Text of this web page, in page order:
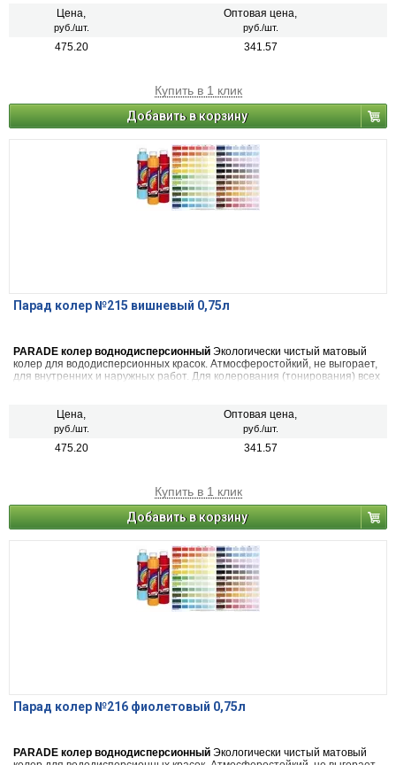
декоративных и дизайнерских работ. 22 цвета
Цена,
руб./шт.
Оптовая цена,
руб./шт.
475.20 341.57
Купить в 1 клик
Добавить в корзину
Парад колер №215 вишневый 0,75л
PARADE колер воднодисперсионный Экологически чистый матовый
колер для вододисперсионных красок. Атмосферостойкий, не выгорает,
для внутренних и наружных работ. Для колерования (тонирования) всех
декоративных и дизайнерских работ. 22 цвета
Цена,
руб./шт.
Оптовая цена,
руб./шт.
475.20 341.57
Купить в 1 клик
Добавить в корзину
Парад колер №216 фиолетовый 0,75л
PARADE колер воднодисперсионный Экологически чистый матовый